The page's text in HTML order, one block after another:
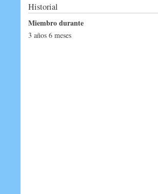
Historial
Miembro durante
3 años 6 meses